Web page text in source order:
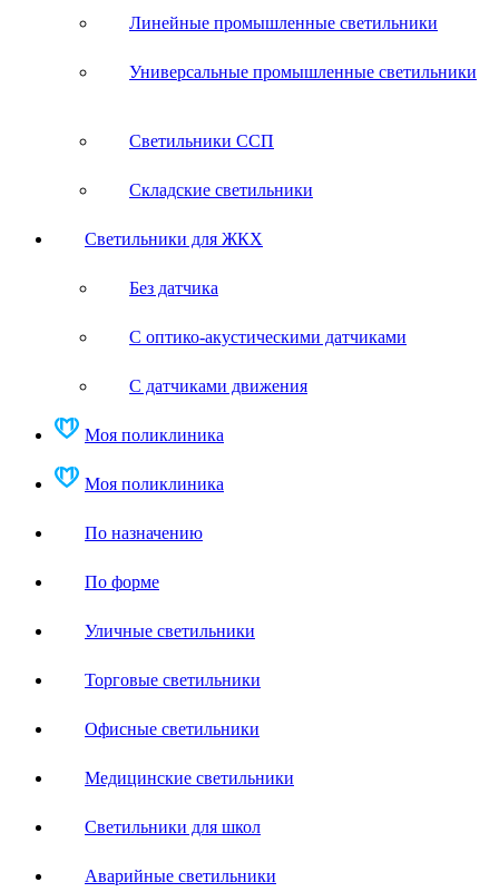
Линейные промышленные светильники
Универсальные промышленные светильники
Светильники ССП
Складские светильники
Светильники для ЖКХ
Без датчика
С оптико-акустическими датчиками
С датчиками движения
Моя поликлиника
Моя поликлиника
По назначению
По форме
Уличные светильники
Торговые светильники
Офисные светильники
Медицинские светильники
Светильники для школ
Аварийные светильники